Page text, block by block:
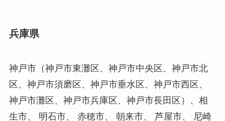
兵庫県
神戸市（神戸市東灘区、神戸市中央区、神戸市北
区、神戸市須磨区、神戸市垂水区、神戸市西区、
神戸市灘区、神戸市兵庫区、神戸市長田区）、相
生市、 明石市、 赤穂市、 朝来市、 芦屋市、 尼崎